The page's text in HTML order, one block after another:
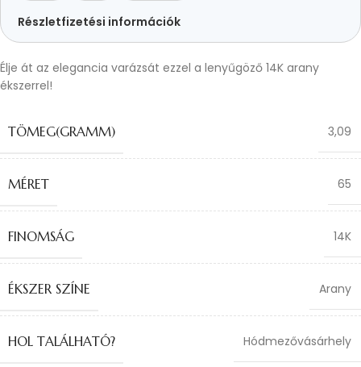
Részletfizetési információk
Élje át az elegancia varázsát ezzel a lenyűgöző 14K arany
ékszerrel!
TÖMEG(GRAMM) 3,09
MÉRET 65
FINOMSÁG 14K
ÉKSZER SZÍNE Arany
HOL TALÁLHATÓ? Hódmezővásárhely